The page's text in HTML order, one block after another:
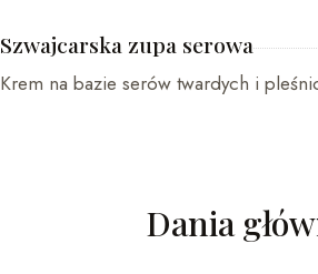
Szwajcarska zupa serowa
Krem na bazie serów twardych i
Dania